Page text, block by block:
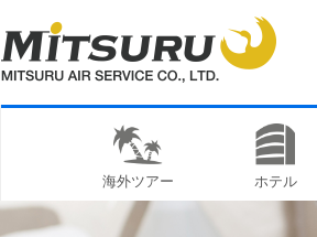
海外ツアー ホテル